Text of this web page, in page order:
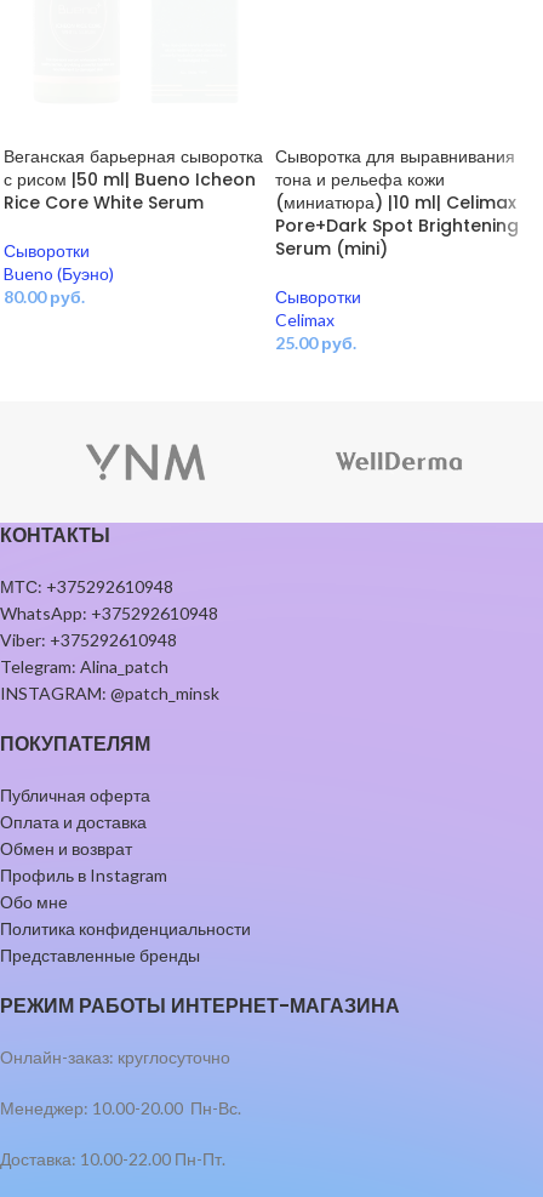
Веганская барьерная сыворотка
с рисом |50 ml| Bueno Icheon
Rice Core White Serum
Сыворотки
Bueno (Буэно)
80.00руб.
Сыворотка для выравнивания
тона и рельефа кожи
(миниатюра) |10 ml| Celimax
Pore+Dark Spot Brightening
Serum (mini)
Сыворотки
Celimax
25.00руб.
КОНТАКТЫ
МТС: +375292610948
WhatsApp: +375292610948
Viber: +375292610948
Telegram: Alina_patch
INSTAGRAM: @patch_minsk
ПОКУПАТЕЛЯМ
Публичная оферта
Оплата и доставка
Обмен и возврат
Профиль в Instagram
Обо мне
Политика конфиденциальности
Представленные бренды
РЕЖИМ РАБОТЫ ИНТЕРНЕТ-МАГАЗИНА
Онлайн-заказ: круглосуточно
Менеджер: 10.00-20.00 Пн-Вс.
Доставка: 10.00-22.00 Пн-Пт.